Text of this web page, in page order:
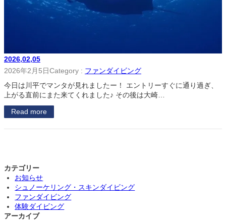
2026,02,05
2026年2月5日Category : ファンダイビング
今日は川平でマンタが見れましたー！ エントリーすぐに通り過ぎ、
上がる直前にまた来てくれました♪ その後は大崎…
Read more
カテゴリー
お知らせ
シュノーケリング・スキンダイビング
ファンダイビング
体験ダイビング
アーカイブ